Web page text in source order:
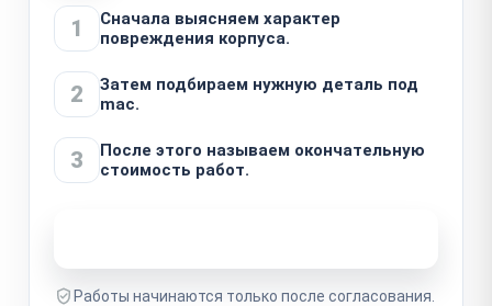
1
Сначала выясняем характер
повреждения корпуса.
2
Затем подбираем нужную деталь под
mac.
3
После этого называем окончательную
стоимость работ.
Работы начинаются только после согласования.